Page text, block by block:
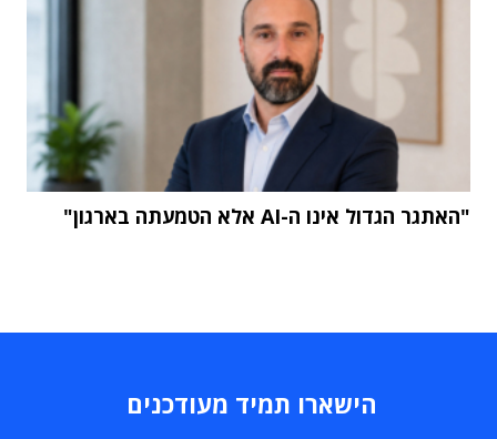
"האתגר הגדול אינו ה-AI אלא הטמעתה בארגון"
הישארו תמיד מעודכנים